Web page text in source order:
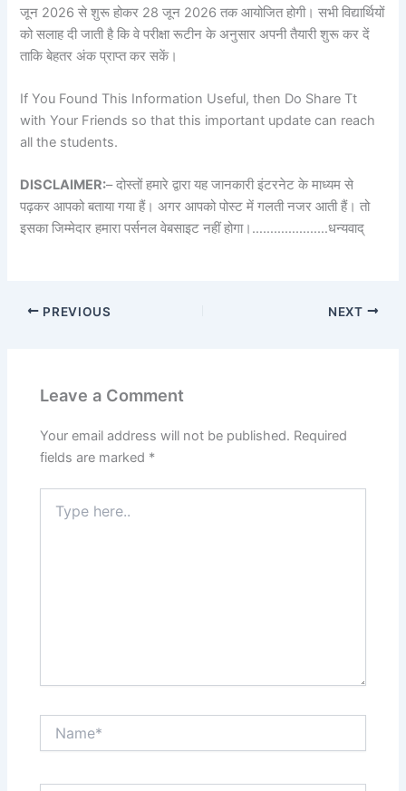
जून 2026 से शुरू होकर 28 जून 2026 तक आयोजित होगी। सभी विद्यार्थियों
को सलाह दी जाती है कि वे परीक्षा रूटीन के अनुसार अपनी तैयारी शुरू कर दें
ताकि बेहतर अंक प्राप्त कर सकें।
If You Found This Information Useful, then Do Share Tt
with Your Friends so that this important update can reach
all the students.
DISCLAIMER:– दोस्तों हमारे द्वारा यह जानकारी इंटरनेट के माध्यम से
पढ़कर आपको बताया गया हैं। अगर आपको पोस्ट में गलती नजर आती हैं। तो
इसका जिम्मेदार हमारा पर्सनल वेबसाइट नहीं होगा।…………………धन्यवाद्
PREVIOUS NEXT
Leave a Comment
Your email address will not be published. Required
fields are marked *
here..